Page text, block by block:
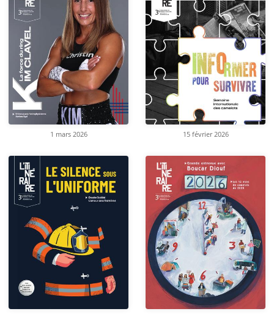
1 mars 2026 15 février 2026